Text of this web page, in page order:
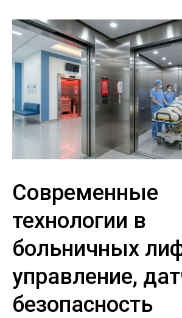
Современные
технологии в
больничных
управление,
безопасность